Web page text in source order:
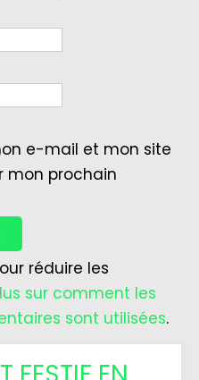
e-mail et mon site
mon prochain
réduire les
sur comment les
sont utilisées.